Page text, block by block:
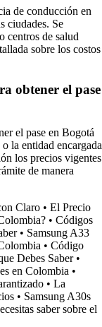
de conducción en
ciudades. Se
centros de salud
sobre los costos
obtener el pase
el pase en Bogotá
la entidad encargada
los precios vigentes
de manera
Claro • El Precio
• Códigos
• Samsung A33
• Código
Debes Saber•
en Colombia •
• La
• Samsung A30s
saber sobre el